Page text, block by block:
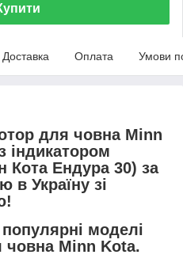
Доставка Оплата Умови
для човна Minn
індикатором
Кота Ендура 30) за
в Україну зі
моделі
човна Minn Kota.